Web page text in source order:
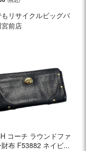
リサイクルビッグバ
前店
コーチ ラウンドファ
布 F53882 ネイビ...